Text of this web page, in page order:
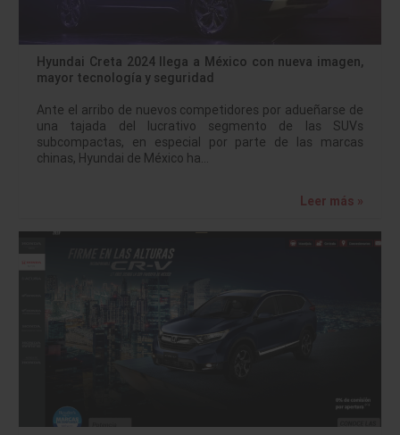
Hyundai Creta 2024 llega a México con nueva imagen,
mayor tecnología y seguridad
Ante el arribo de nuevos competidores por adueñarse de
una tajada del lucrativo segmento de las SUVs
subcompactas, en especial por parte de las marcas
chinas, Hyundai de México ha…
Leer más »